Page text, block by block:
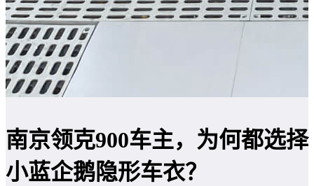
南京领克900车主，为何都选择
小蓝企鹅隐形车衣？